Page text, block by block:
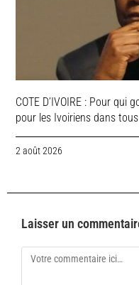
COTE D’IVOIRE : Pour qui
pour les Ivoiriens dans
2 août 2026
Laisser un